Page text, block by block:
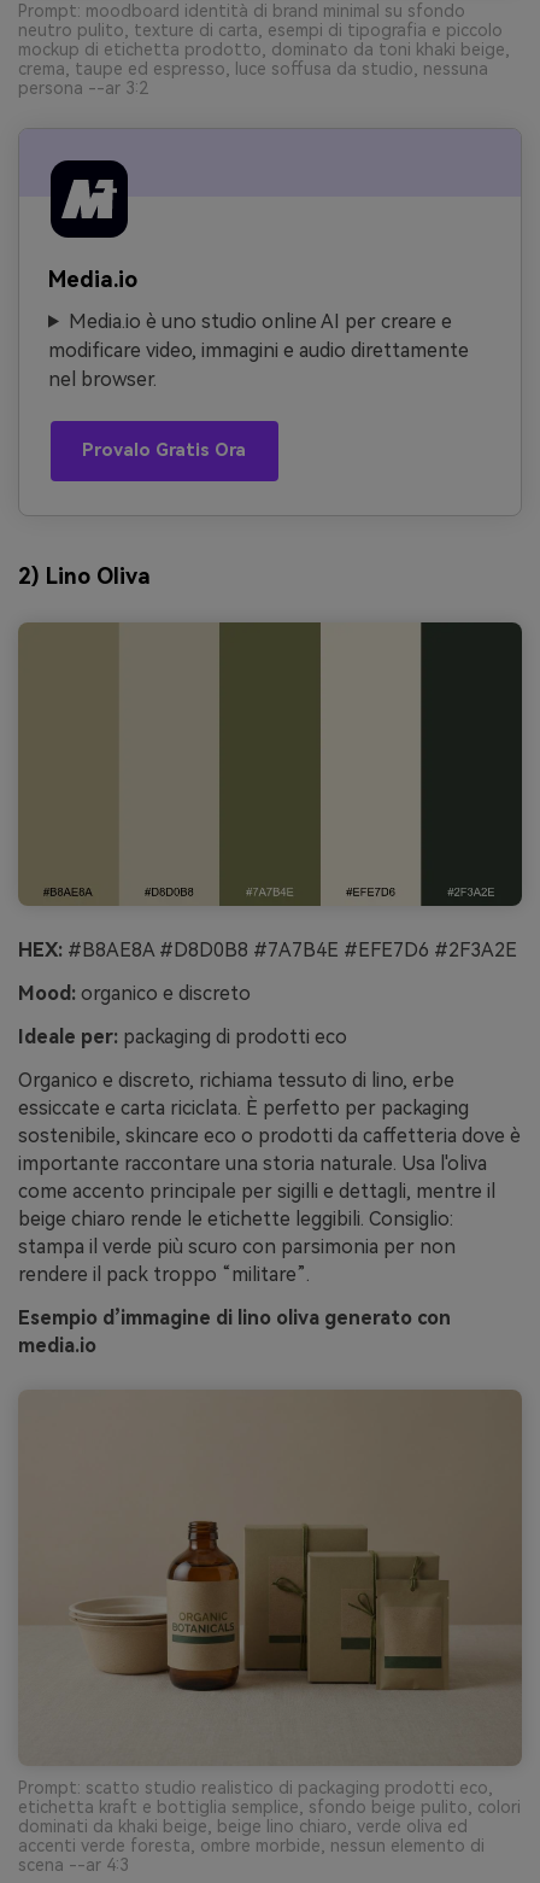
Prompt: moodboard identità di brand minimal su sfondo
neutro pulito, texture di carta, esempi di tipografia e piccolo
mockup di etichetta prodotto, dominato da toni khaki beige,
crema, taupe ed espresso, luce soffusa da studio, nessuna
persona --ar 3:2
Media.io
Media.io è uno studio online AI per creare e
modificare video, immagini e audio direttamente
nel browser.
Provalo Gratis Ora
2) Lino Oliva
HEX: #B8AE8A #D8D0B8 #7A7B4E #EFE7D6 #2F3A2E
Mood: organico e discreto
Ideale per: packaging di prodotti eco
Organico e discreto, richiama tessuto di lino, erbe
essiccate e carta riciclata. È perfetto per packaging
sostenibile, skincare eco o prodotti da caffetteria dove è
importante raccontare una storia naturale. Usa l'oliva
come accento principale per sigilli e dettagli, mentre il
beige chiaro rende le etichette leggibili. Consiglio:
stampa il verde più scuro con parsimonia per non
rendere il pack troppo “militare”.
Esempio d’immagine di lino oliva generato con
media.io
Prompt: scatto studio realistico di packaging prodotti eco,
etichetta kraft e bottiglia semplice, sfondo beige pulito, colori
dominati da khaki beige, beige lino chiaro, verde oliva ed
accenti verde foresta, ombre morbide, nessun elemento di
scena --ar 4:3